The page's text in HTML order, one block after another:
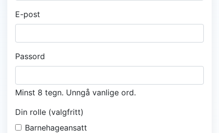
E-post
Passord
Minst 8 tegn. Unngå vanlige ord.
Din rolle (valgfritt)
Barnehageansatt